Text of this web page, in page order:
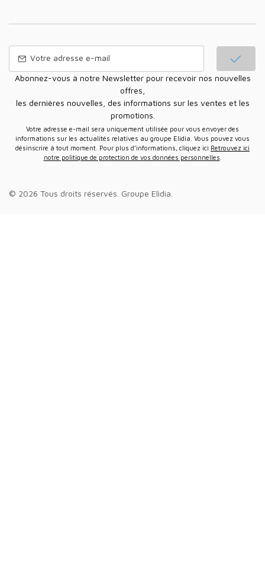
Abonnez-vous à notre Newsletter pour recevoir nos nouvelles
offres,
les dernières nouvelles, des informations sur les ventes et les
promotions.
Votre adresse e-mail sera uniquement utilisée pour vous envoyer des
informations sur les actualités relatives au groupe Elidia. Vous pouvez vous
désinscrire à tout moment. Pour plus d’informations, cliquez ici Retrouvez ici
notre politique de protection de vos données personnelles
© 2026 Tous droits réservés. Groupe Elidia.